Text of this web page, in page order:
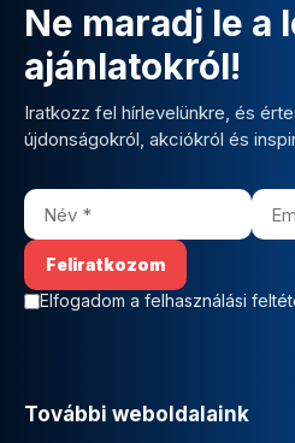
Ne maradj le a
ajánlatokról!
Iratkozz fel hírlevelünkre, és
újdonságokról, akciókról és
Elfogadom a felhasználási
További weboldalaink